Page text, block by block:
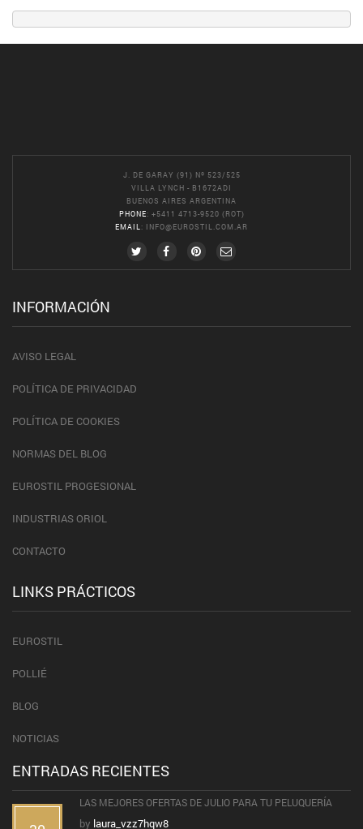
J. DE GARAY (91) Nº 523/525
VILLA LYNCH - B1672ADI
BUENOS AIRES ARGENTINA
PHONE: +5411 4713-9520 (ROT)
EMAIL : INFO@EUROSTIL.COM.AR
INFORMACIÓN
AVISO LEGAL
POLÍTICA DE PRIVACIDAD
POLÍTICA DE COOKIES
NORMAS DEL BLOG
EUROSTIL PROGESIONAL
INDUSTRIAS ORIOL
CONTACTO
LINKS PRÁCTICOS
EUROSTIL
POLLIÉ
BLOG
NOTICIAS
ENTRADAS RECIENTES
LAS MEJORES OFERTAS DE JULIO PARA TU PELUQUERÍA
by laura_vzz7hqw8